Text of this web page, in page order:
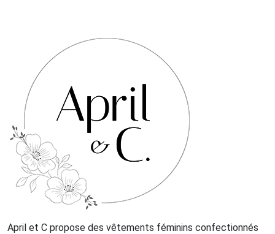
April et C propose des vêtements féminins confectionnés